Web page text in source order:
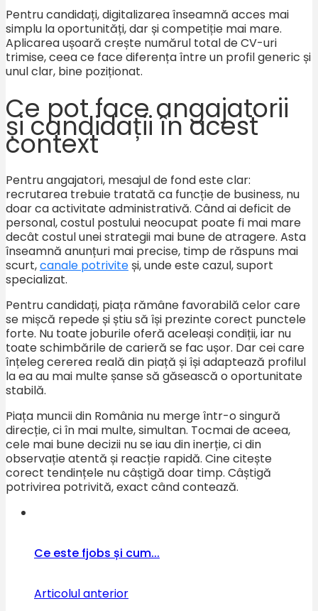
Pentru candidați, digitalizarea înseamnă acces mai
simplu la oportunități, dar și competiție mai mare.
Aplicarea ușoară crește numărul total de CV-uri
trimise, ceea ce face diferența între un profil generic și
unul clar, bine poziționat.
Ce pot face angajatorii
și candidații în acest
context
Pentru angajatori, mesajul de fond este clar:
recrutarea trebuie tratată ca funcție de business, nu
doar ca activitate administrativă. Când ai deficit de
personal, costul postului neocupat poate fi mai mare
decât costul unei strategii mai bune de atragere. Asta
înseamnă anunțuri mai precise, timp de răspuns mai
scurt,canale potrivite și, unde este cazul, suport
specializat.
Pentru candidați, piața rămâne favorabilă celor care
se mișcă repede și știu să își prezinte corect punctele
forte. Nu toate joburile oferă aceleași condiții, iar nu
toate schimbările de carieră se fac ușor. Dar cei care
înțeleg cererea reală din piață și își adaptează profilul
la ea au mai multe șanse să găsească o oportunitate
stabilă.
Piața muncii din România nu merge într-o singură
direcție, ci în mai multe, simultan. Tocmai de aceea,
cele mai bune decizii nu se iau din inerție, ci din
observație atentă și reacție rapidă. Cine citește
corect tendințele nu câștigă doar timp. Câștigă
potrivirea potrivită, exact când contează.
Ce este fjobs și cum...
Articolul anterior